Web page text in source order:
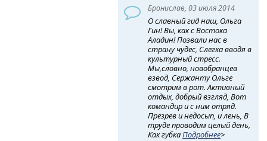
Бронислав, 03 июля 2014
О славный гид наш, Ольга
Гин! Вы, как с Востока
Аладин! Позвали нас в
страну чудес, Слегка вводя в
культурный стресс.
Мы,словно, новобранцев
взвод, Сержанту Ольге
смотрим в рот. Активный
отдых, добрый взгляд, Вот
командир и с ним отряд.
Презрев и недосып, и лень, В
труде проводим целый день,
Как губкаПодробнее>